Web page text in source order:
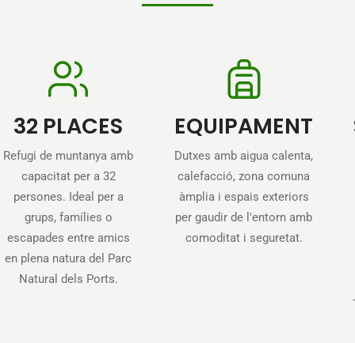
32 PLACES
Refugi de muntanya amb
capacitat per a 32
persones. Ideal per a
grups, famílies o
escapades entre amics
en plena natura del Parc
Natural dels Ports.
EQUIPAMENT
Dutxes amb aigua calenta,
calefacció, zona comuna
àmplia i espais exteriors
per gaudir de l'entorn amb
comoditat i seguretat.